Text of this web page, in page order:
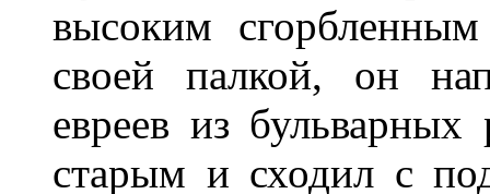
высоким
своей палкой, он
евреев из
старым и сходил с